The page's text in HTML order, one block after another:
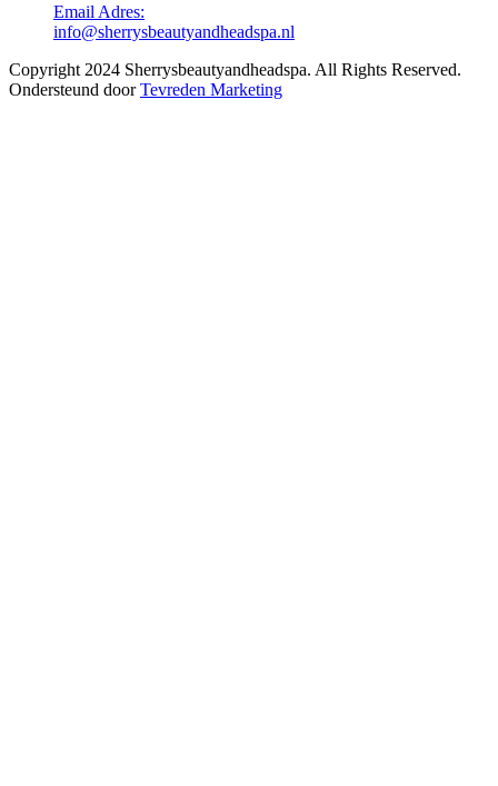
Email Adres:
info@sherrysbeautyandheadspa.nl
Copyright 2024 Sherrysbeautyandheadspa. All Rights Reserved.
Ondersteund doorTevreden Marketing